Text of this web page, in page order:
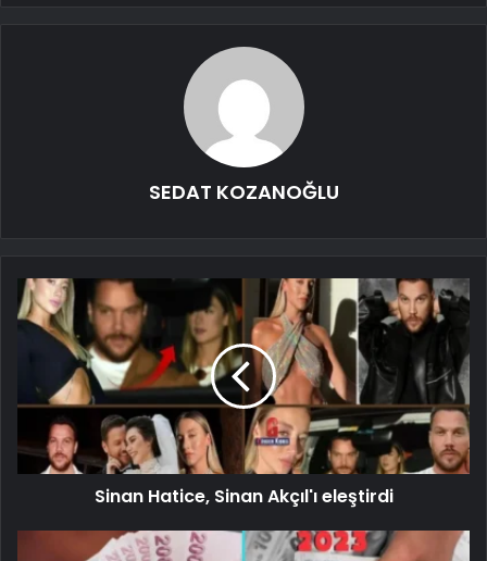
SEDAT KOZANOĞLU
Sinan Hatice, Sinan Akçıl'ı eleştirdi